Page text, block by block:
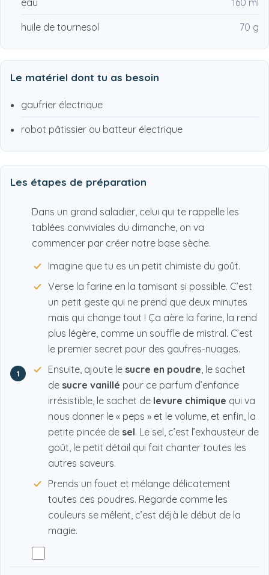
eau 160 ml
huile de tournesol 70 g
Le matériel dont tu as besoin
gaufrier électrique
robot pâtissier ou batteur électrique
Les étapes de préparation
1
Dans un grand saladier, celui qui te rappelle les
tablées conviviales du dimanche, on va
commencer par créer notre base sèche.
Imagine que tu es un petit chimiste du goût.
Verse la farine en la tamisant si possible. C’est
un petit geste qui ne prend que deux minutes
mais qui change tout ! Ça aère la farine, la rend
plus légère, comme un souffle de mistral. C’est
le premier secret pour des gaufres-nuages.
Ensuite, ajoute le sucre en poudre, le sachet
de sucre vanillé pour ce parfum d’enfance
irrésistible, le sachet de levure chimique qui va
nous donner le « peps » et le volume, et enfin, la
petite pincée de sel. Le sel, c’est l’exhausteur de
goût, le petit détail qui fait chanter toutes les
autres saveurs.
Prends un fouet et mélange délicatement
toutes ces poudres. Regarde comme les
couleurs se mêlent, c’est déjà le début de la
magie.